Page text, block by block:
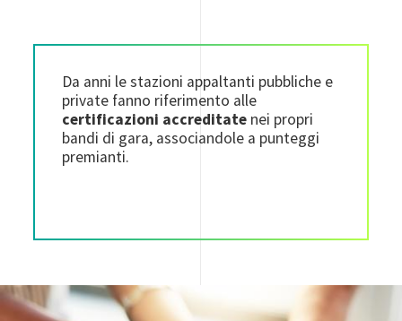
Da anni le stazioni appaltanti pubbliche e
private fanno riferimento alle
certificazioni accreditate nei propri
bandi di gara, associandole a punteggi
premianti.
Image